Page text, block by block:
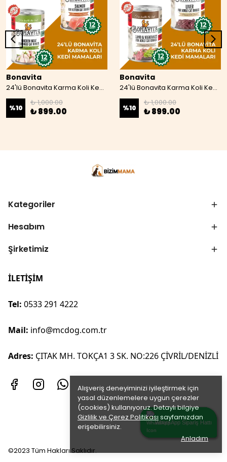
Alışveriş deneyiminizi iyileştirmek için
yasal düzenlemelere uygun çerezler
(cookies) kullanıyoruz. Detaylı bilgiye
Gizlilik ve Çerez Politikası sayfamızdan
erişebilirsiniz.
Anladım
Bonavita
24'lü Bonavita Karma Koli Kedi Mamaları 07
%10
₺ 1,000.00
₺ 899.00
Bonavita
24'lü Bonavita Karma Koli Kedi Maması 08
%10
₺ 1,000.00
₺ 899.00
Kategoriler
Hesabım
Şirketimiz
İLETİŞİM
Tel: 0533 291 4222
Mail: info@mcdog.com.tr
Adres: ÇITAK MH. TOKÇA1 3 SK. NO:226 ÇİVRİL/DENİZLİ
©2023 Tüm Hakları Saklıdır.
WhatsApp Sipariş Hattı
WhatsApp Sipariş Hattı
WhatsApp Sipariş Hattı